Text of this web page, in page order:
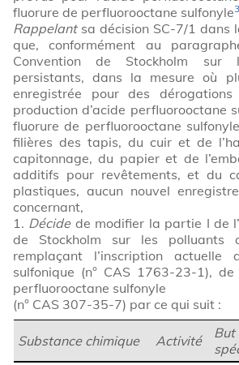
fluorure de perfluorooctane sulfonyle3
Rappelant sa décision SC-7/1 dans
que, conformément au
Convention de Stockholm sur
persistants, dans la mesure où
enregistrée pour des
production d’acide perfluorooctane
fluorure de perfluorooctane
filières des tapis, du cuir et de
capitonnage, du papier et de
additifs pour revêtements, et du
plastiques, aucun nouvel
concernant,
1. Décide de modifier la partie I de
de Stockholm sur les polluants
remplaçant l’inscription actuelle
sulfonique (n° CAS 1763-23-1),
perfluorooctane sulfonyle
(n° CAS 307-35-7) par ce qui suit :
Substance chimique Activité
But